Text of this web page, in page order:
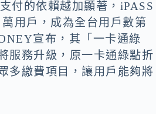
付的依賴越加顯著，iPASS
用戶，成為全台用戶數第
宣布，其「一卡通綠
服務升級，原一卡通綠點折
多繳費項目，讓用戶能夠將